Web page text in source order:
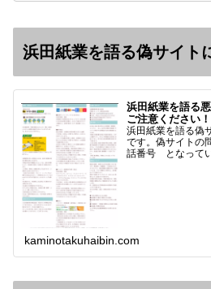
浜田紙業を語る偽サイト
浜田紙業を語る
ご注意ください！
浜田紙業を語る偽
です。偽サイトの
話番号 となって
kaminotakuhaibin.com